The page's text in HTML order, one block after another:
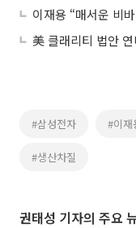
이재용 “매서운 비
#삼성전자 #이재
#생산차질
권태성 기자의 주요